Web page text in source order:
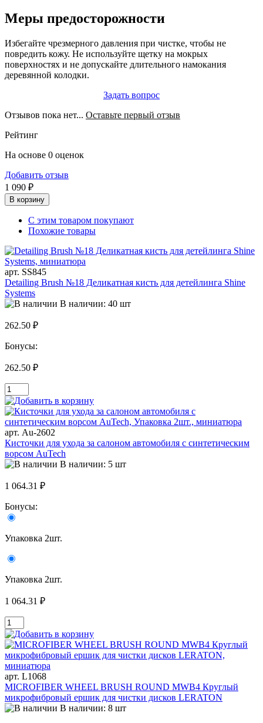
Меры предосторожности
Избегайте чрезмерного давления при чистке, чтобы не
повредить кожу. Не используйте щетку на мокрых
поверхностях и не допускайте длительного намокания
деревянной колодки.
Задать вопрос
Отзывов пока нет... Оставьте первый отзыв
Рейтинг
На основе 0 оценок
Добавить отзыв
1 090 ₽
В корзину
С этим товаром покупают
Похожие товары
арт. SS845
Detailing Brush №18 Деликатная кисть для детейлинга Shine
Systems
В наличии: 40 шт
262.50 ₽
Бонусы:
262.50 ₽
арт. Au-2602
Кисточки для ухода за салоном автомобиля с синтетическим
ворсом AuTech
В наличии: 5 шт
1 064.31 ₽
Бонусы:
Упаковка 2шт.
Упаковка 2шт.
1 064.31 ₽
арт. L1068
MICROFIBER WHEEL BRUSH ROUND MWB4 Круглый
микрофибровый ершик для чистки дисков LERATON
В наличии: 8 шт